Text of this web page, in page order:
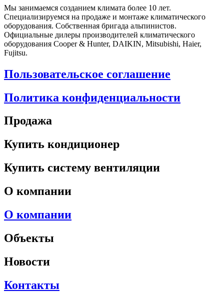
Мы занимаемся созданием климата более 10 лет.
Специализируемся на продаже и монтаже климатического
оборудования. Собственная бригада альпинистов.
Официальные дилеры производителей климатического
оборудования Cooper & Hunter, DAIKIN, Mitsubishi, Haier,
Fujitsu.
Пользовательское соглашение
Политика конфиденциальности
Продажа
Купить кондиционер
Купить систему вентиляции
О компании
О компании
Объекты
Новости
Контакты